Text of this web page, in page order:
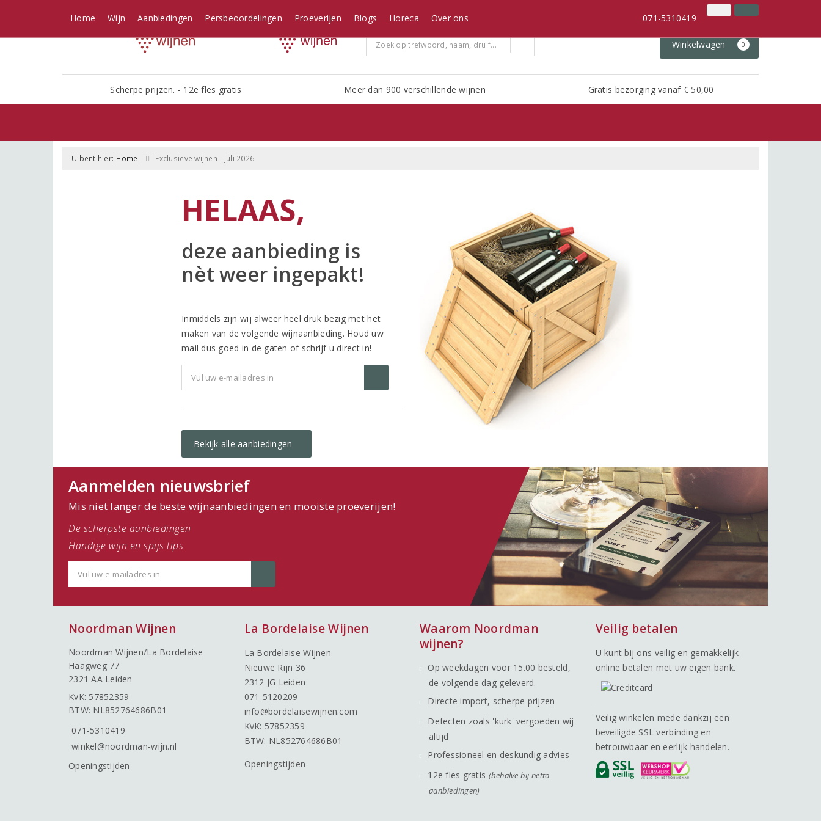
071-5310419 Inloggen Klantenservice
Winkelwagen 0
Scherpe prijzen. - 12e fles gratis Meer dan 900 verschillende wijnen Gratis bezorging vanaf € 50,00
Home Wijn Aanbiedingen Persbeoordelingen Proeverijen Blogs Horeca Over ons 071-5310419
U bent hier: Home Exclusieve wijnen - juli 2026
HELAAS,
deze aanbieding is
nèt weer ingepakt!
Inmiddels zijn wij alweer heel druk bezig met het
maken van de volgende wijnaanbieding. Houd uw
mail dus goed in de gaten of schrijf u direct in!
Bekijk alle aanbiedingen
Aanmelden nieuwsbrief
Mis niet langer de beste wijnaanbiedingen en mooiste proeverijen!
De scherpste aanbiedingen
Handige wijn en spijs tips
Noordman Wijnen
Noordman Wijnen/La Bordelaise
Haagweg 77
2321 AA Leiden
KvK: 57852359
BTW: NL852764686B01
071-5310419
winkel@noordman-wijn.nl
Openingstijden
La Bordelaise Wijnen
La Bordelaise Wijnen
Nieuwe Rijn 36
2312 JG Leiden
071-5120209
info@bordelaisewijnen.com
KvK: 57852359
BTW: NL852764686B01
Openingstijden
Waarom Noordman
wijnen?
Op weekdagen voor 15.00 besteld,
de volgende dag geleverd.
Directe import, scherpe prijzen
Defecten zoals 'kurk' vergoeden wij
altijd
Professioneel en deskundig advies
12e fles gratis (behalve bij netto
aanbiedingen)
Veilig betalen
U kunt bij ons veilig en gemakkelijk
online betalen met uw eigen bank.
Veilig winkelen mede dankzij een
beveiligde SSL verbinding en
betrouwbaar en eerlijk handelen.